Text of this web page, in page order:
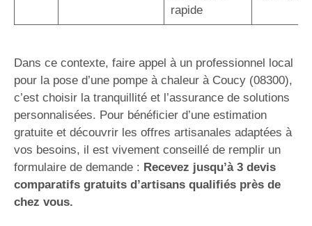
rapide
Dans ce contexte, faire appel à un professionnel local
pour la pose d’une pompe à chaleur à Coucy (08300),
c’est choisir la tranquillité et l’assurance de solutions
personnalisées. Pour bénéficier d’une estimation
gratuite et découvrir les offres artisanales adaptées à
vos besoins, il est vivement conseillé de remplir un
formulaire de demande : Recevez jusqu’à 3 devis
comparatifs gratuits d’artisans qualifiés près de
chez vous.